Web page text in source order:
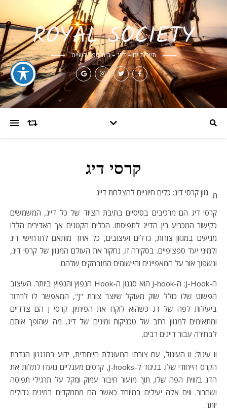
ROYAL SOCIETY
תיירות ים – דייג – בית ספר לשייט
קרסי דיג
מ גוון קרסי דיג: כלים חיוניים להצלחת דייג
קרסי דיג הם מרכיבים בסיסיים בתיבת הציוד של כל דייג, המשמשים
כקישור המכריע בין הדייג לתפיסתו. הכלים הקטנים אך האדירים הללו
מגיעים במגוון צורות, גדלים ועיצובים, כל אחד מותאם לתרחישי דיג
ולמיני יעד ספציפיים. בסקירה זו, נחקור את העולם המגוון של קרסי דיג,
ונשפוך אור על המאפיינים והיישומים המובהקים שלהם.
ה-J-Hook: ה-J-hook הוא סגנון ה-Hook הנפוץ והנפוץ ביותר. העיצוב
הפשוט שלו כולל שוק מעוקל שיוצר צורת "J", המאפשר לו לחדור
ביעילות לפה של דג כשהוא לוקח את הפיתיון. קרסי J הם צדדיים
ומתאימים למגוון רחב של טכניקות ומינים של דיג, מה שהופך אותם
לבחירה עבור דייגים רבים.
וו עיגול: וו העיגול, עם צורתו המעוגלת הייחודית, ידוע במנגנון הגדרת
הקרס הייחודי שלו. בניגוד ל-J-hooks, קרסים מעגליים נועדו לתלות את
הדג בזווית הפה שלו, תוך מזעור חיבור עמוק ומקל על תרגילי תפיסה
ושחרור. ווים אלה יעילים במיוחד כאשר הם מתמקדים במינים גדולים
יותר.